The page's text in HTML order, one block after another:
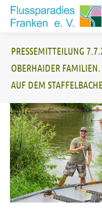
PRESSEMITTEILUNG
OBERHAIDER
AUF DEM
Sie befinden sich hier: